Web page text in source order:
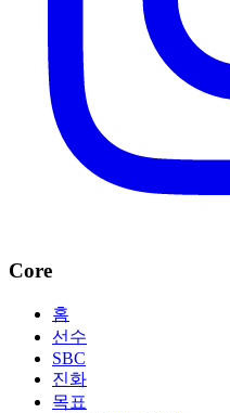
Core
홈
선수
SBC
진화
목표